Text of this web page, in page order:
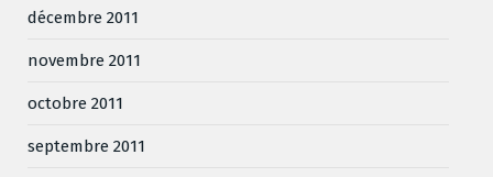
décembre 2011
novembre 2011
octobre 2011
septembre 2011